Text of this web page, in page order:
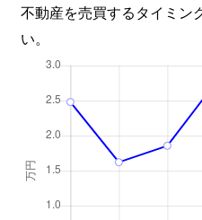
不動産を売買するタイミン
い。